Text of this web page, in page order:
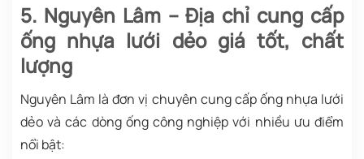
5. Nguyên Lâm – Địa chỉ cung cấp
ống nhựa lưới dẻo giá tốt, chất
lượng
Nguyên Lâm là đơn vị chuyên cung cấp ống nhựa lưới
dẻo và các dòng ống công nghiệp với nhiều ưu điểm
nổi bật: